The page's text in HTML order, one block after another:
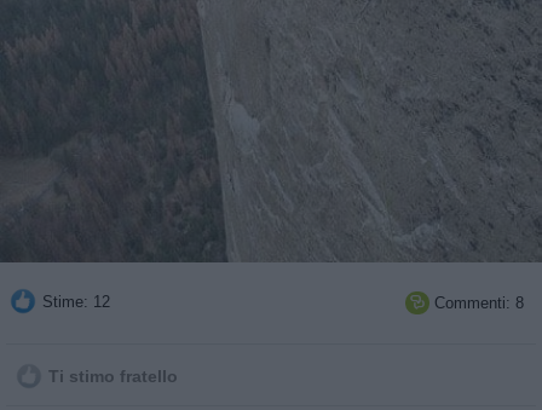
Stime: 12  Commenti: 8
Ti stimo fratello